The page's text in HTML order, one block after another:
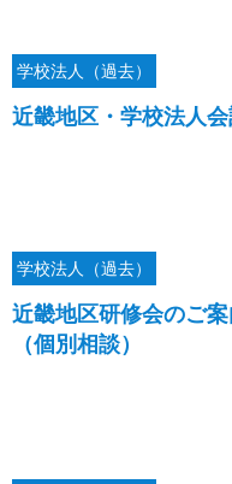
学校法人（過去）
近畿地区・学校法人会
学校法人（過去）
近畿地区研修会のご
（個別相談）